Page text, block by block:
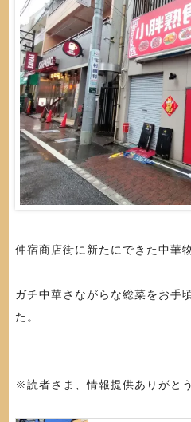
仲宿商店街に新たにできた中華
ガチ中華さながらな総菜をお手
た。
※読者さま、情報提供ありがと